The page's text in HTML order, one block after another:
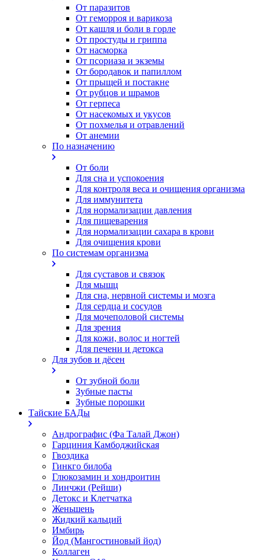
От паразитов
Oт геморроя и варикоза
От кашля и боли в горле
От простуды и гриппа
От насморка
Oт псориаза и экземы
От бородавок и папиллом
От прыщей и постакне
От рубцов и шрамов
От герпеса
От насекомых и укусов
От похмелья и отравлений
От анемии
По назначению
От боли
Для сна и успокоения
Для контроля веса и очищения организма
Для иммунитета
Для нормализации давления
Для пищеварения
Для нормализации сахара в крови
Для очищения крови
По системам организма
Для суставов и связок
Для мышц
Для сна, нервной системы и мозга
Для сердца и сосудов
Для мочеполовой системы
Для зрения
Для кожи, волос и ногтей
Для печени и детокса
Для зубов и дёсен
От зубной боли
Зубные пасты
Зубные порошки
Тайские БАДы
Андрографис (Фа Талай Джон)
Гарциния Камбоджийская
Гвоздика
Гинкго билоба
Глюкозамин и хондроитин
Линчжи (Рейши)
Детокс и Клетчатка
Женьшень
Жидкий кальций
Имбирь
Йод (Мангостиновый йод)
Коллаген